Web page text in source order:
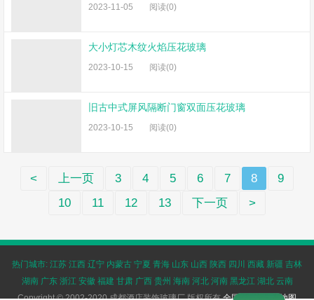
2023-11-05 阅读(0)
大小灯芯木纹火焰压花玻璃
2023-10-15 阅读(0)
旧古中式屏风隔断门窗双面压花玻璃
2023-10-15 阅读(0)
< 上一页 3 4 5 6 7 8
9
10
11 12 13 下一页 >
热门城市: 江苏 江西 辽宁 内蒙古 宁夏 青海 山东 山西 陕西 四川 西藏 新疆 吉林
湖南 广东 浙江 安徽 福建 甘肃 广西 贵州 海南 河北 河南 黑龙江 湖北 云南
Copyright © 2002-2020 成都酒店装饰玻璃厂 版权所有全国加盟 网站地图